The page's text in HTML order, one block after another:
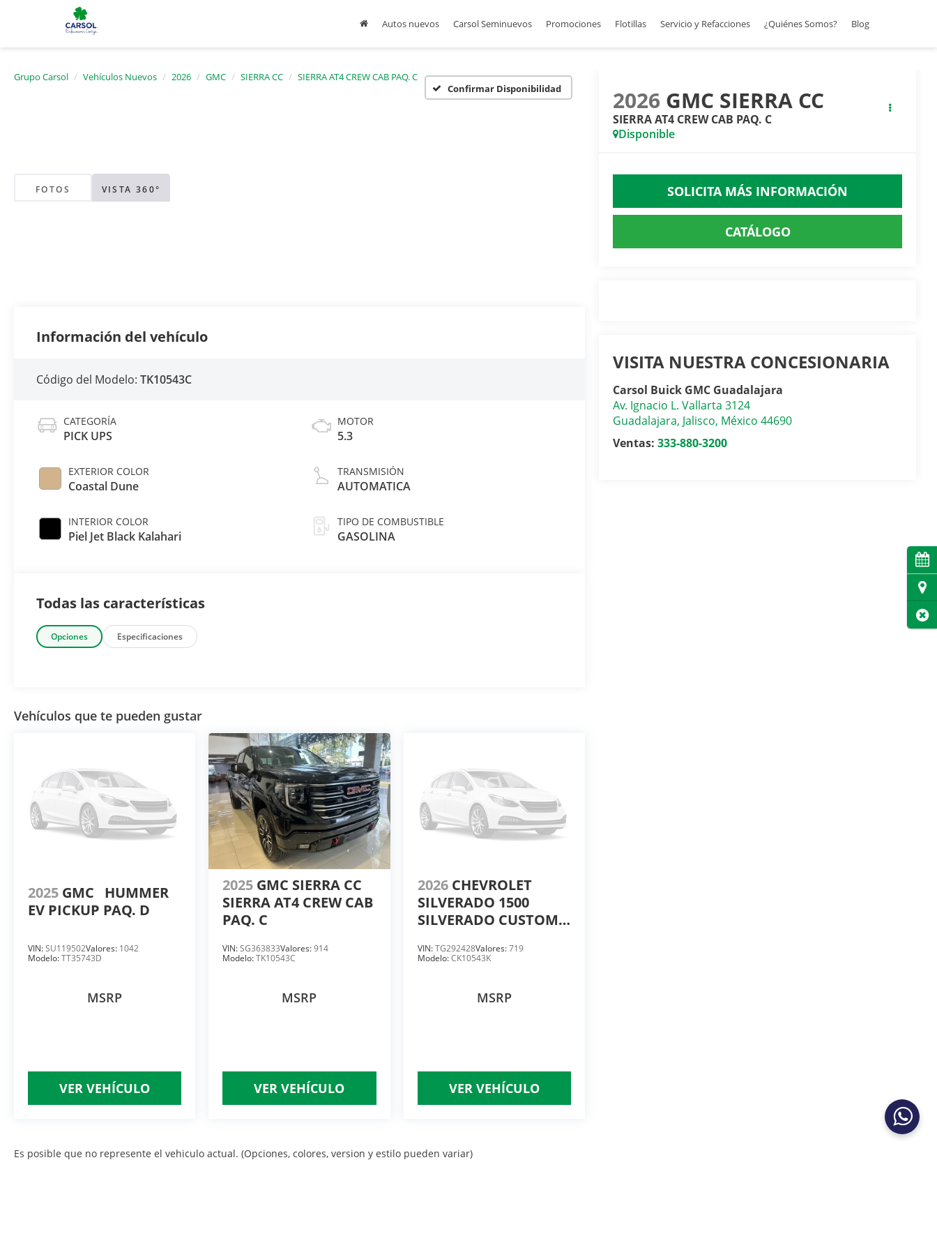
Autos nuevos Carsol Seminuevos Promociones Flotillas Servicio y Refacciones ¿Quiénes Somos? Blog
Grupo Carsol Vehículos Nuevos 2026 GMC SIERRA CC
SIERRA AT4 CREW CAB PAQ. C
Confirmar Disponibilidad
FOTOS VISTA 360°
2026 GMC SIERRA CC
SIERRA AT4 CREW CAB PAQ. C
Disponible
SOLICITA MÁS INFORMACIÓN
CATÁLOGO
VISITA NUESTRA CONCESIONARIA
Carsol Buick GMC Guadalajara
Av. Ignacio L. Vallarta 3124
Guadalajara, Jalisco, México 44690
Ventas:333-880-3200
Información del vehículo
Código del Modelo:TK10543C
CATEGORÍA
PICK UPS
EXTERIOR COLOR
Coastal Dune
INTERIOR COLOR
Piel Jet Black Kalahari
MOTOR
5.3
TRANSMISIÓN
AUTOMATICA
TIPO DE COMBUSTIBLE
GASOLINA
Todas las características
Opciones Especificaciones
Vehículos que te pueden gustar
2025 GMC
HUMMER
EV PICKUP PAQ. D
VIN:SU119502Valores: 1042
Modelo:TT35743D
MSRP
VER VEHÍCULO
2025 GMC SIERRA CC
SIERRA AT4 CREW CAB
PAQ. C
VIN:SG363833Valores:914
Modelo:TK10543C
MSRP
VER VEHÍCULO
2026 CHEVROLET
SILVERADO 1500
SILVERADO CUSTOM
MOTOR 5.3L PAQ. K
VIN:TG292428Valores:719
Modelo:CK10543K
MSRP
VER VEHÍCULO
Es posible que no represente el vehiculo actual. (Opciones, colores, version y estilo pueden variar)